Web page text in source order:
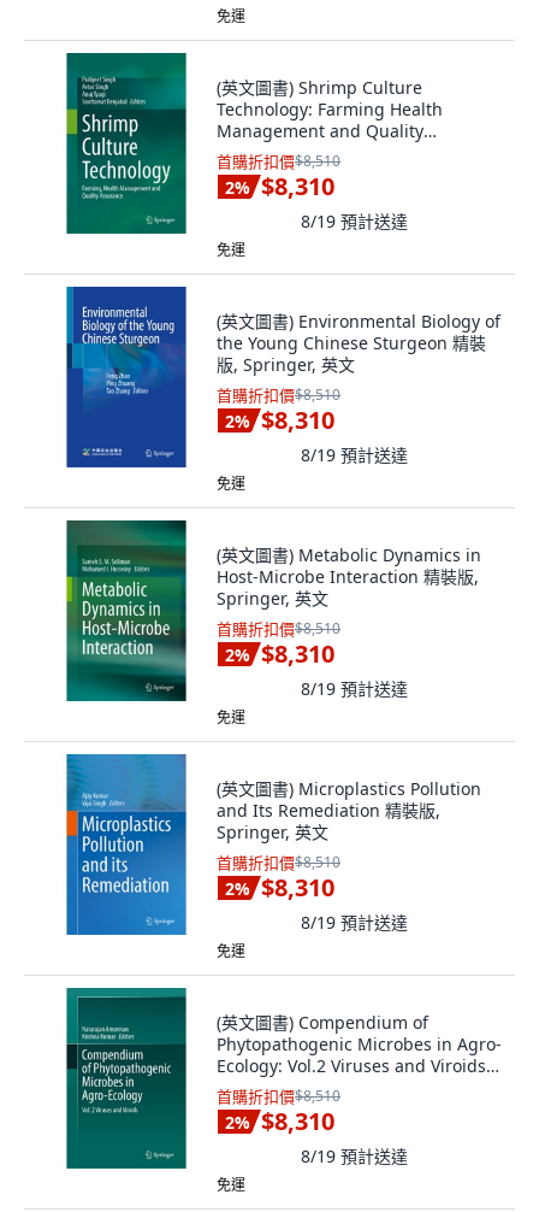
免運
(英文圖書) Shrimp Culture
Technology: Farming Health
Management and Quality
Assurance 精裝版, Springer, 英文
首購折扣價$8,510
2% $8,310
8/19 預計送達
免運
(英文圖書) Environmental Biology of
the Young Chinese Sturgeon 精裝
版, Springer, 英文
首購折扣價$8,510
2% $8,310
8/19 預計送達
免運
(英文圖書) Metabolic Dynamics in
Host-Microbe Interaction 精裝版,
Springer, 英文
首購折扣價$8,510
2% $8,310
8/19 預計送達
免運
(英文圖書) Microplastics Pollution
and Its Remediation 精裝版,
Springer, 英文
首購折扣價$8,510
2% $8,310
8/19 預計送達
免運
(英文圖書) Compendium of
Phytopathogenic Microbes in Agro-
Ecology: Vol.2 Viruses and Viroids
精裝版, Springer, 英文
首購折扣價$8,510
2% $8,310
8/19 預計送達
免運